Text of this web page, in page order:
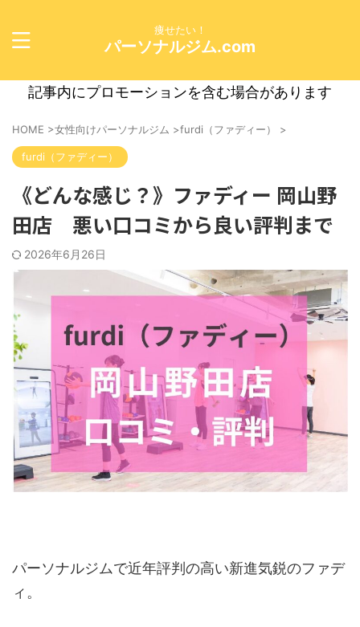
痩せたい！
パーソナルジム.com
記事内にプロモーションを含む場合があります
HOME >女性向けパーソナルジム >furdi（ファディー） >
furdi（ファディー）
《どんな感じ？》ファディー 岡山野
田店 悪い口コミから良い評判まで
2026年6月26日
パーソナルジムで近年評判の高い新進気鋭のファデ
ィ。